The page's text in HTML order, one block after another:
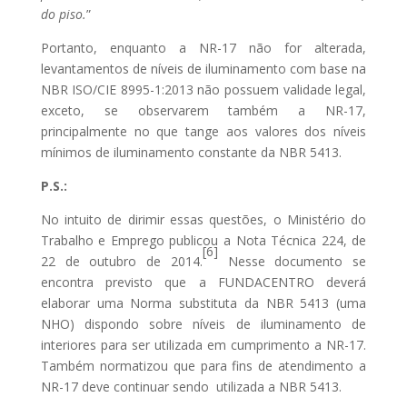
do piso.”
Portanto, enquanto a NR-17 não for alterada,
levantamentos de níveis de iluminamento com base na
NBR ISO/CIE 8995-1:2013 não possuem validade legal,
exceto, se observarem também a NR-17,
principalmente no que tange aos valores dos níveis
mínimos de iluminamento constante da NBR 5413.
P.S.:
No intuito de dirimir essas questões, o Ministério do
Trabalho e Emprego publicou a Nota Técnica 224, de
22 de outubro de 2014.
[6]
Nesse documento se
encontra previsto que a FUNDACENTRO deverá
elaborar uma Norma substituta da NBR 5413 (uma
NHO) dispondo sobre níveis de iluminamento de
interiores para ser utilizada em cumprimento a NR-17.
Também normatizou que para fins de atendimento a
NR-17 deve continuar sendo utilizada a NBR 5413.